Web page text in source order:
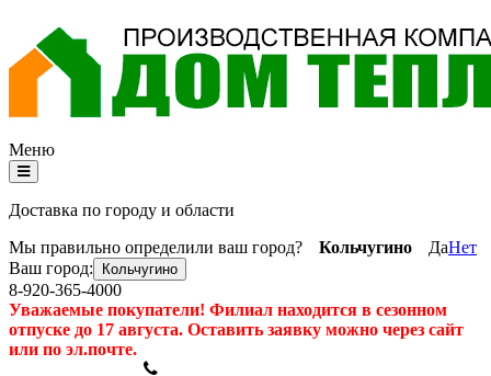
Меню
Доставка по городу и области
Мы правильно определили ваш город?
Кольчугино ДаНет
Ваш город:
Кольчугино
8-920-365-4000
Уважаемые покупатели! Филиал находится в сезонном
отпуске до 17 августа. Оставить заявку можно через сайт
или по эл.почте.